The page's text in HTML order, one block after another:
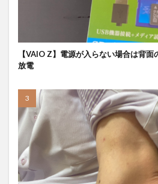
【VAIO Z】電源が入らない場合は背
放電